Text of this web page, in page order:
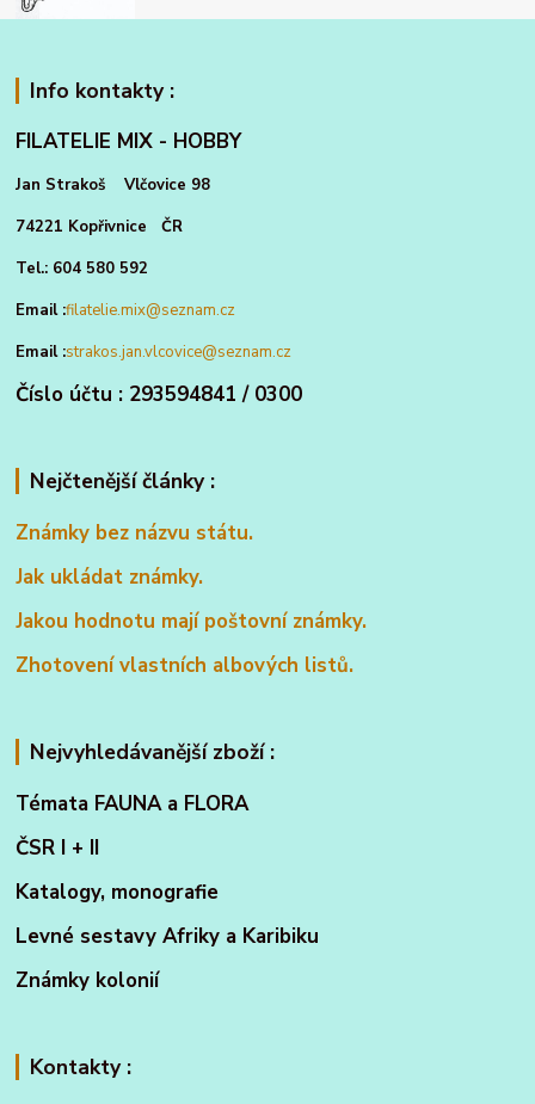
Info kontakty :
FILATELIE MIX - HOBBY
Jan Strakoš Vlčovice 98
74221 Kopřivnice ČR
Tel.: 604 580 592
Email :filatelie.mix@seznam.cz
Email :strakos.jan.vlcovice@seznam.cz
Číslo účtu : 293594841 / 0300
Nejčtenější články :
Známky bez názvu státu.
Jak ukládat známky.
Jakou hodnotu mají poštovní známky.
Zhotovení vlastních albových listů.
Nejvyhledávanější zboží :
Témata FAUNA a FLORA
ČSR I + II
Katalogy, monografie
Levné sestavy Afriky a Karibiku
Známky kolonií
Kontakty :